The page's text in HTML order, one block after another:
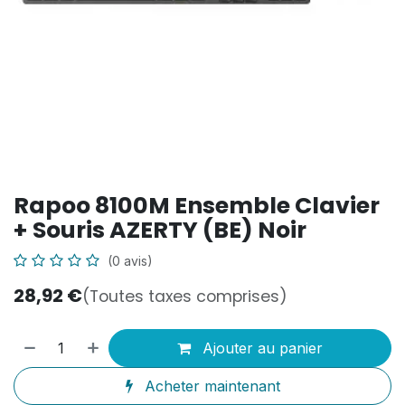
Rapoo 8100M Ensemble Clavier
+ Souris AZERTY (BE) Noir
(0 avis)
28,92 €(Toutes taxes comprises)
Ajouter au panier
Acheter maintenant